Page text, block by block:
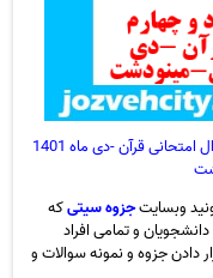
دانلود رایگان سری صد و هفتاد و چهارم نمونه سوال امتحانی قرآن -دی ماه 1401
وبسایتجزوه سیتیکه
و تمامی افراد
دادن جزوه و نمونه سوالات و